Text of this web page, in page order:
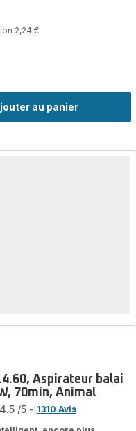
au panier
2,24 €
Aspirateur balai
70min, Animal
4.5 /5 - 1310 Avis